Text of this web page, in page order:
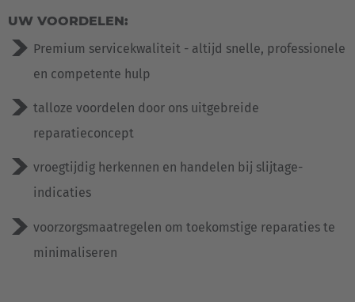
UW VOORDELEN:
Premium servicekwaliteit - altijd snelle, professionele
en competente hulp
talloze voordelen door ons uitgebreide
reparatieconcept
vroegtijdig herkennen en handelen bij slijtage-
indicaties
voorzorgsmaatregelen om toekomstige reparaties te
minimaliseren